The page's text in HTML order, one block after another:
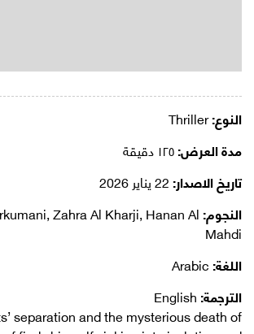
النوع:Thriller
مدة العرض:
تاريخ الاصدار:
النجوم:Zahra Al Kharji, Hanan Al
Mahdi
اللغة:
الترجمة:
separation and the mysterious death of